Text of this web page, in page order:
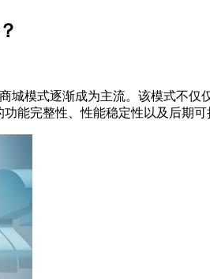
城模式逐渐成为主流。该模式不仅
能完整性、性能稳定性以及后期